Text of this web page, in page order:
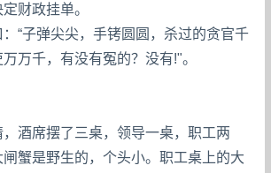
财政挂单。
“子弹尖尖，手铐圆圆，杀过的贪官千
万千，有没有冤的？没有!"。
酒席摆了三桌，领导一桌，职工两
蟹是野生的，个头小。职工桌上的大